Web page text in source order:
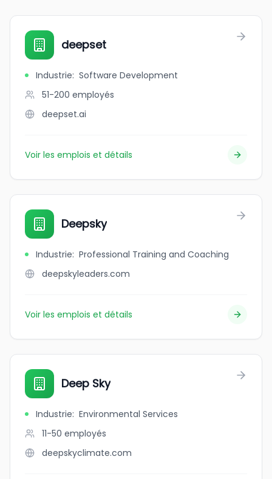
deepset
Industrie: Software Development
51-200 employés
deepset.ai
Voir les emplois et détails
Deepsky
Industrie: Professional Training and Coaching
deepskyleaders.com
Voir les emplois et détails
Deep Sky
Industrie: Environmental Services
11-50 employés
deepskyclimate.com